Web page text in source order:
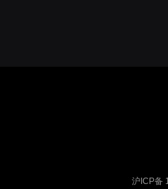
沪ICP备